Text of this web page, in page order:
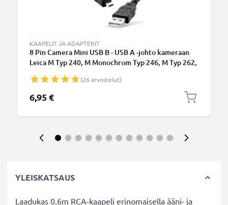
KAAPELIT JA ADAPTERIT
8 Pin Camera Mini USB B - USB A -johto kameraan
Leica M Typ 240, M Monochrom Typ 246, M Typ 262,
1.5m, nopea 1A, PVC-kamerajohto tuotemerkiltä
CELLONIC
(26 arvostelut)
6,95 €
YLEISKATSAUS
Laadukas 0,6m RCA-kaapeli erinomaisella ääni- ja